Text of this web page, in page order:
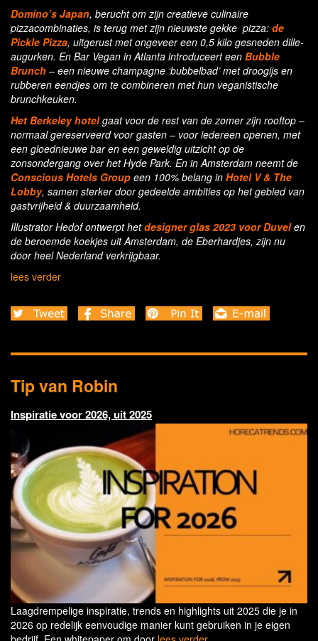
Domino’s Japan, berucht om zijn creatieve culinaire
pizzacombinaties, is terug met zijn nieuwste gekke pizza: de
Pickle Pizza, uitgerust met ongeveer een 0,5 kilo gesneden dille-
augurken. En Bar Vegan in Atlanta introduceert een Bubble
Brunch – een nieuwe champagne ‘bubbelbad’ met droogijs en
rubberen eendjes om te combineren met hun veganistische
brunchkeuken.
Het Berkeley hotelgaat voor de rest van de zomer zijn rooftop –
normaal gereserveerd voor gasten – voor iedereen openen, met
een gloednieuwe bar en een geweldig uitzicht op de
zonsondergang over het Hyde Park. En in Amsterdam neemt de
Conscious Hotels Group een 100% belang in Hotel V & The
Lobby, samen sterker door gedeelde ambities op het gebied van
gastvrijheid & duurzaamheid.
Illustrator Hedof ontwerpt hetdesigner glas 2023 voor Duvelen
de beroemde koekjes uit Amsterdam, de Eberhardjes, zijn nu
door heel Nederland verkrijgbaar.
lees verder
Tip van Robin
Inspiratie voor 2026, uit 2025
Laagdrempelige inspiratie, trends en highlights uit 2025 die je in
2026 op redelijk eenvoudige manier kunt gebruiken in je eigen